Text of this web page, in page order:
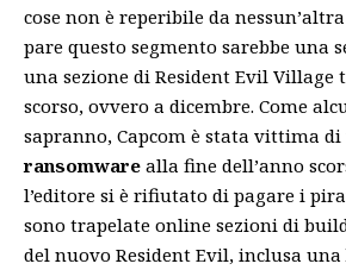
cose non è reperibile da
pare questo segmento sarebbe una
una sezione di Resident Evil Village
scorso, ovvero a dicembre. Come
sapranno, Capcom è stata vittima di
ransomware alla fine dell’anno
l’editore si è rifiutato di pagare i
sono trapelate online sezioni di
del nuovo Resident Evil, inclusa una